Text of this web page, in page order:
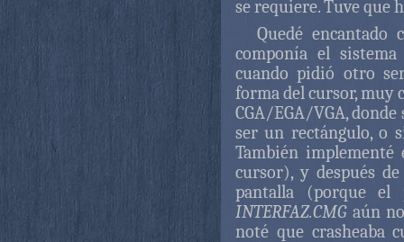
se requiere. Tuve que
Quedé encantado
componía el
cuando pidió otro
forma del cursor, muy
CGA/EGA/VGA,
ser un rectángulo, o
También
cursor), y después
pantalla (porque el
INTERFAZ.CMGaún no
noté que crasheaba